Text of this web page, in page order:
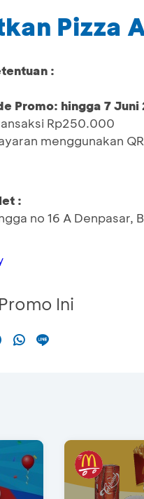
Pizza
:
Promo: hingga 7 Juni
Rp250.000
menggunakan
:
no 16 A Denpasar,
Ini